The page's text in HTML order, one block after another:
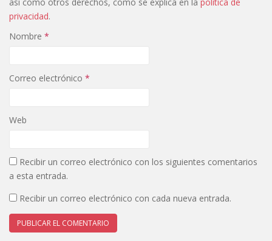
privacidad.
Nombre *
Correo electrónico *
Web
Recibir un correo electrónico con los siguientes comentarios
a esta entrada.
Recibir un correo electrónico con cada nueva entrada.